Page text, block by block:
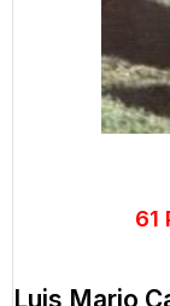
61
Luis Mario